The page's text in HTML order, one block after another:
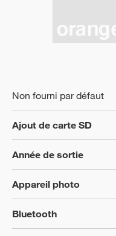
Non fourni par défaut
Ajout de carte SD
Année de sortie
Appareil photo
Bluetooth